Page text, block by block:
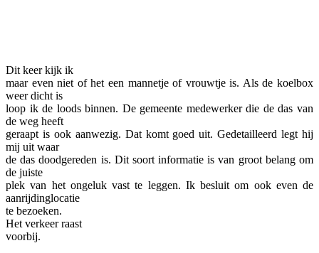
Dit keer kijk ik
maar even niet of het een mannetje of vrouwtje is. Als de koelbox
weer dicht is
loop ik de loods binnen. De gemeente medewerker die de das van
de weg heeft
geraapt is ook aanwezig. Dat komt goed uit. Gedetailleerd legt hij
mij uit waar
de das doodgereden is. Dit soort informatie is van groot belang om
de juiste
plek van het ongeluk vast te leggen. Ik besluit om ook even de
aanrijdinglocatie
te bezoeken.
Het verkeer raast
voorbij.